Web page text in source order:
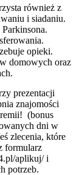
również z
i siadaniu.
opieki.
domowych oraz
prezentacji
znajomości
(bonus
dni w
zlecenia, które
formularz
aplikuj/ i
potrzeb.